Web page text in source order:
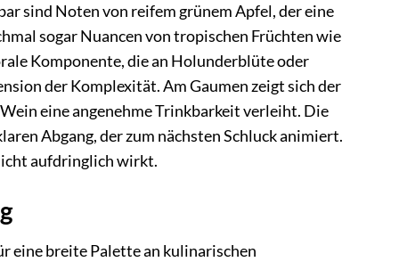
sind Noten von reifem grünem Apfel, der eine
sogar Nuancen von tropischen Früchten wie
Komponente, die an Holunderblüte oder
der Komplexität. Am Gaumen zeigt sich der
eine angenehme Trinkbarkeit verleiht. Die
Abgang, der zum nächsten Schluck animiert.
aufdringlich wirkt.
eine breite Palette an kulinarischen